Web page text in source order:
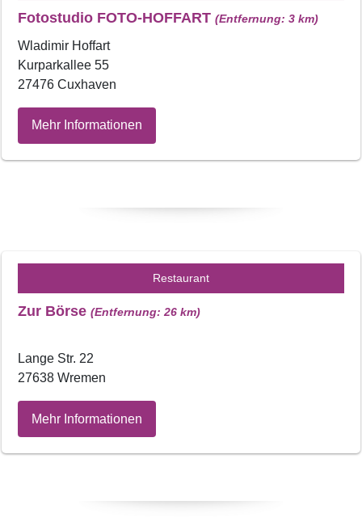
Fotostudio FOTO-HOFFART (Entfernung: 3 km)
Wladimir Hoffart
Kurparkallee 55
27476 Cuxhaven
Mehr Informationen
Restaurant
Zur Börse (Entfernung: 26 km)
Lange Str. 22
27638 Wremen
Mehr Informationen